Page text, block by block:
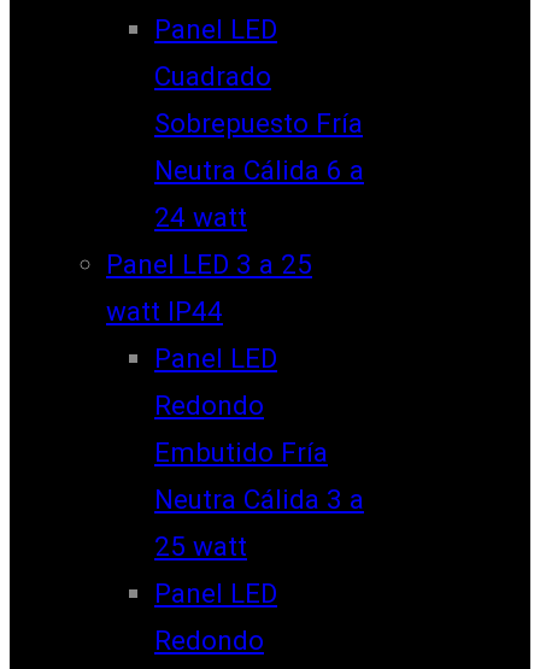
Panel LED
Cuadrado
Sobrepuesto Fría
Neutra Cálida 6 a
24 watt
Panel LED 3 a 25
watt IP44
Panel LED
Redondo
Embutido Fría
Neutra Cálida 3 a
25 watt
Panel LED
Redondo